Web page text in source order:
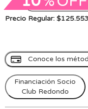
Precio Regular: $125.553
Conoce los
Financiación Socio
Club Redondo